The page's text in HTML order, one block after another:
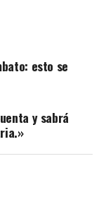
esto se
y sabrá